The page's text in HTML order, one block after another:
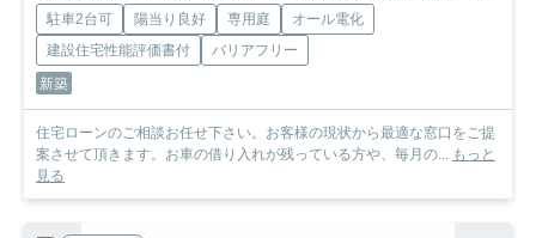
駐車2台可 陽当り良好 専用庭
オール電化
建設住宅性能評価書付
バリアフリー
新築
住宅ローンのご相談お任せ下さい。お客様の現状から最適な窓口をご提
案させて頂きます。お車の借り入れが残っている方や、毎月の... もっと
見る